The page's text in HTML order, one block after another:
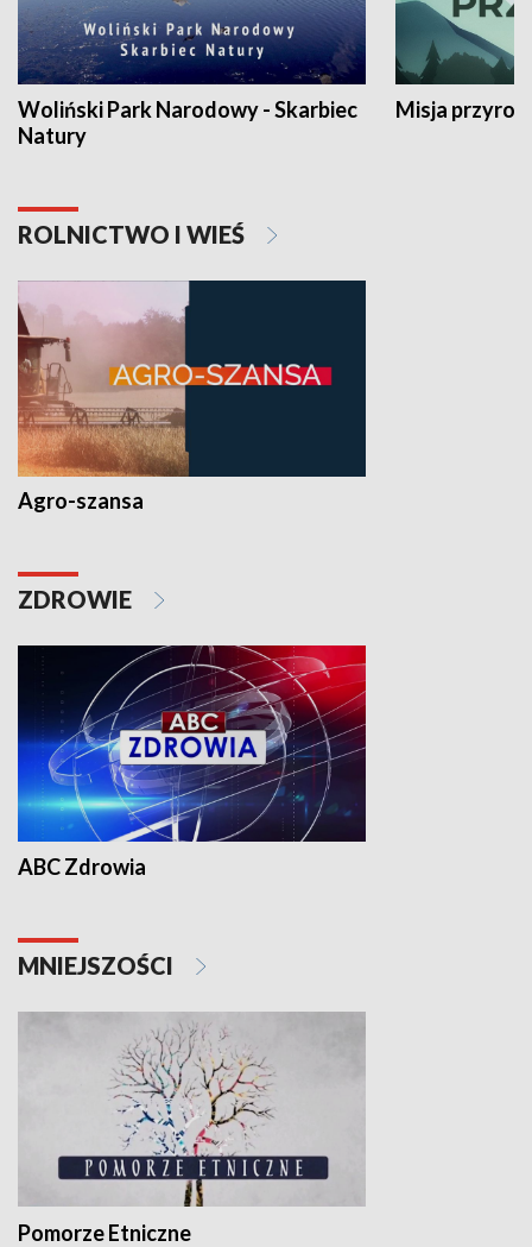
Woliński Park Narodowy - Skarbiec
Natury
Misja
ROLNICTWO I WIEŚ
Agro-szansa
ZDROWIE
ABC Zdrowia
MNIEJSZOŚCI
Pomorze Etniczne